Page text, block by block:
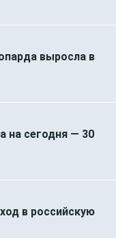
выросла в
на сегодня — 30
в российскую